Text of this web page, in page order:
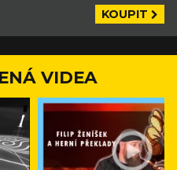
KOUPIT
VIDEA